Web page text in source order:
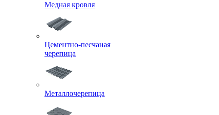
Медная кровля
Цементно-песчаная
черепица
Металлочерепица